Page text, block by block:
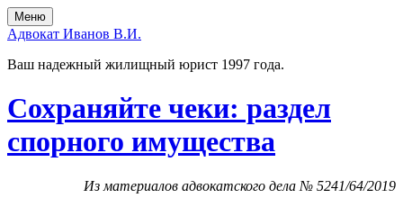
Перейти
к
содержимому
Перейти
в
главное
меню
Меню
Адвокат Иванов В.И.
Ваш надежный жилищный юрист 1997 года.
Сохраняйте чеки: раздел
спорного имущества
Из материалов адвокатского дела № 5241/64/2019